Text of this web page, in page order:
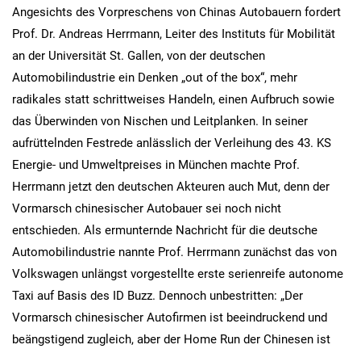
Angesichts des Vorpreschens von Chinas Autobauern fordert
Prof. Dr. Andreas Herrmann, Leiter des Instituts für Mobilität
an der Universität St. Gallen, von der deutschen
Automobilindustrie ein Denken „out of the box“, mehr
radikales statt schrittweises Handeln, einen Aufbruch sowie
das Überwinden von Nischen und Leitplanken. In seiner
aufrüttelnden Festrede anlässlich der Verleihung des 43. KS
Energie- und Umweltpreises in München machte Prof.
Herrmann jetzt den deutschen Akteuren auch Mut, denn der
Vormarsch chinesischer Autobauer sei noch nicht
entschieden. Als ermunternde Nachricht für die deutsche
Automobilindustrie nannte Prof. Herrmann zunächst das von
Volkswagen unlängst vorgestellte erste serienreife autonome
Taxi auf Basis des ID Buzz. Dennoch unbestritten: „Der
Vormarsch chinesischer Autofirmen ist beeindruckend und
beängstigend zugleich, aber der Home Run der Chinesen ist